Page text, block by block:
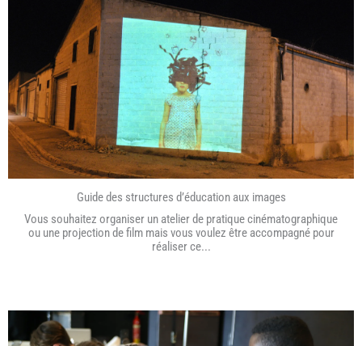
Guide des structures d’éducation aux images
Vous souhaitez organiser un atelier de pratique cinématographique
ou une projection de film mais vous voulez être accompagné pour
réaliser ce...